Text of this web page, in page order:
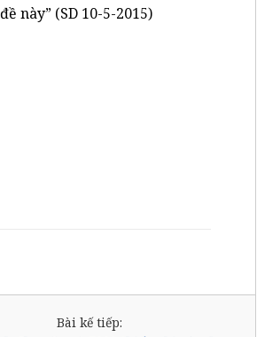
này” (SD 10-5-2015)
Bài kế tiếp: